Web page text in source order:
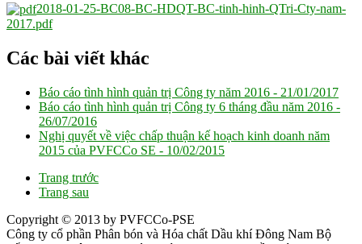
2018-01-25-BC08-BC-HDQT-BC-tinh-hinh-QTri-Cty-nam-
2017.pdf
Các bài viết khác
Báo cáo tình hình quản trị Công ty năm 2016 - 21/01/2017
Báo cáo tình hình quản trị Công ty 6 tháng đầu năm 2016 -
26/07/2016
Nghị quyết về việc chấp thuận kế hoạch kinh doanh năm
2015 của PVFCCo SE - 10/02/2015
Trang trước
Trang sau
Copyright © 2013 by PVFCCo-PSE
Công ty cổ phần Phân bón và Hóa chất Dầu khí Đông Nam Bộ